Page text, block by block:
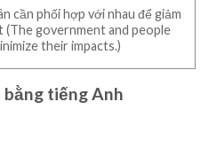
cần phối hợp với nhau để giảm
(The government and people
their impacts.)
tiếng Anh